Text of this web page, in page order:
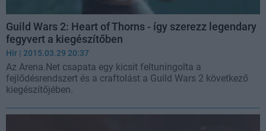
Guild Wars 2: Heart of Thorns - így szerezz legendary
fegyvert a kiegészítőben
Hír | 2015.03.29 20:37
Az Arena.Net csapata egy kicsit feltuningolta a
fejlődésrendszert és a craftolást a Guild Wars 2 következő
kiegészítőjében.